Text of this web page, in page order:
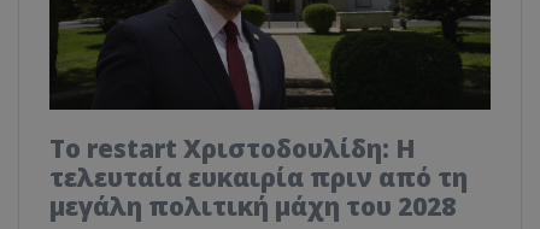
Το restart Χριστοδουλίδη: Η
τελευταία ευκαιρία πριν από τη
μεγάλη πολιτική μάχη του 2028